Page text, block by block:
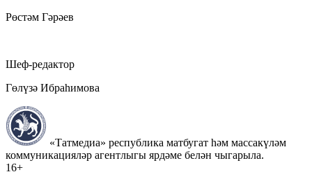
Рөстәм Гәрәев
Шеф-редактор
Гөлүзә Ибраһимова
«Татмедиа» республика матбугат һәм массакүләм
коммуникацияләр агентлыгы ярдәме белән чыгарыла.
16+